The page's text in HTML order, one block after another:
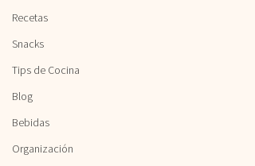
Recetas
Snacks
Tips de Cocina
Blog
Bebidas
Organización